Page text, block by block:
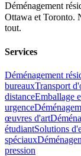
Déménagement
Ottawa et Toronto.
tout.
Services
Déménagement
bureauxTransport
distanceEmballage
urgence
œuvres d'art
étudiantSolutions
spéciaux
pression